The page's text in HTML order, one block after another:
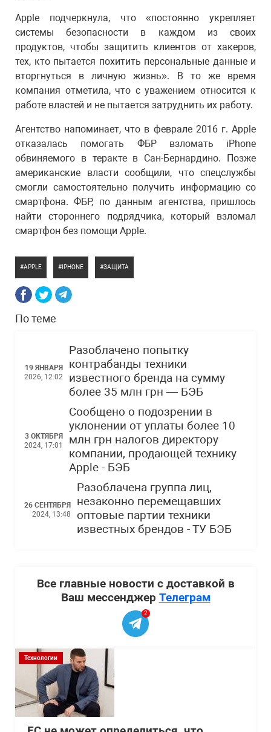
Apple подчеркнула, что «постоянно укрепляет
системы безопасности в каждом из своих
продуктов, чтобы защитить клиентов от хакеров,
тех, кто пытается похитить персональные данные и
вторгнуться в личную жизнь». В то же время
компания отметила, что с уважением относится к
работе властей и не пытается затруднить их работу.
Агентство напоминает, что в феврале 2016 г. Apple
отказалась помогать ФБР взломать iPhone
обвиняемого в теракте в Сан-Бернардино. Позже
американские власти сообщили, что спецслужбы
смогли самостоятельно получить информацию со
смартфона. ФБР, по данным агентства, пришлось
найти стороннего подрядчика, который взломал
смартфон без помощи Apple.
APPLE IPHONE ЗАЩИТА
По теме
19 ЯНВАРЯ
2026, 12:02
Разоблачено попытку
контрабанды техники
известного бренда на сумму
более 35 млн грн — БЭБ
3 ОКТЯБРЯ
2024, 17:01
Сообщено о подозрении в
уклонении от уплаты более 10
млн грн налогов директору
компании, продающей технику
Apple - БЭБ
26 СЕНТЯБРЯ
2024, 13:48
Разоблачена группа лиц,
незаконно перемещавших
оптовые партии техники
известных брендов - ТУ БЭБ
Все главные новости с доставкой в
Ваш мессенджер Телеграм
2
Технологии